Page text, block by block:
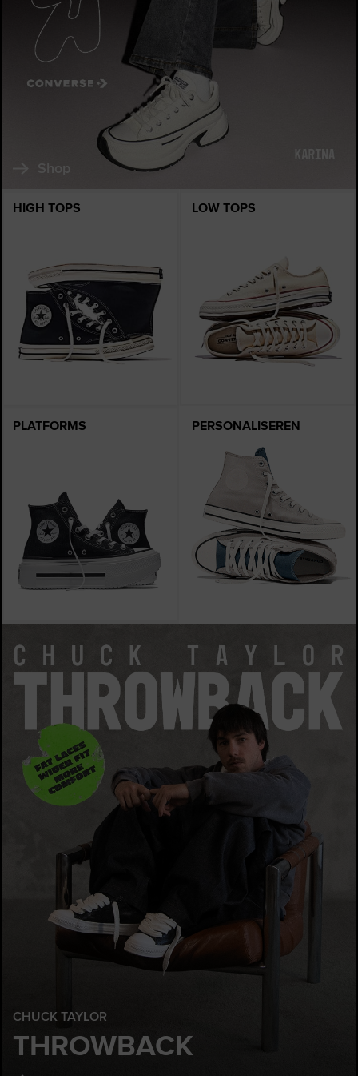
Shop
HIGH TOPS LOW TOPS
PLATFORMS PERSONALISEREN
CHUCK TAYLOR
THROWBACK